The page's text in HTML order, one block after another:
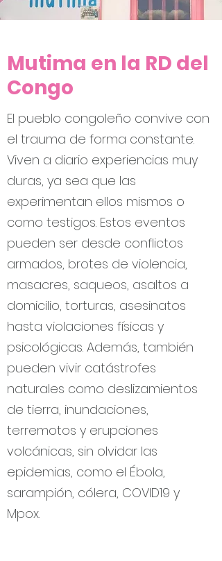
Estas vivencias traen consigo una
sensación de indefensión ante un
futuro incierto, y en algunos
casos, el desarrollo de trastornos
mentales como estados
depresivos, trastornos ansiosos,
estrés crónico, estrés post-
traumático y enfermedades
englobadas en las psicosis.
El Centro Psicosocial Mutima se
encuentra donde más falta hace,
pero todavía tenemos que llegar
Mutima en la RD del
Congo
El pueblo congoleño convive con
el trauma de forma constante.
Viven a diario experiencias muy
duras, ya sea que las
experimentan ellos mismos o
como testigos. Estos eventos
pueden ser desde conflictos
armados, brotes de violencia,
masacres, saqueos, asaltos a
domicilio, torturas, asesinatos
hasta violaciones físicas y
psicológicas. Además, también
pueden vivir catástrofes
naturales como deslizamientos
de tierra, inundaciones,
terremotos y erupciones
volcánicas, sin olvidar las
epidemias, como el Ébola,
sarampión, cólera, COVID19 y
Mpox.